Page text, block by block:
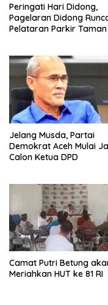
Peringati Hari Didong,
Pagelaran Didong
Pelataran Parkir
Jelang Musda, Partai
Demokrat Aceh Mulai
Calon Ketua DPD
Camat Putri Betung
Meriahkan HUT ke 81 RI